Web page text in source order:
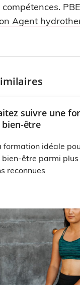
Agent
suivre une
être
formation idéale
être parmi plus
reconnues